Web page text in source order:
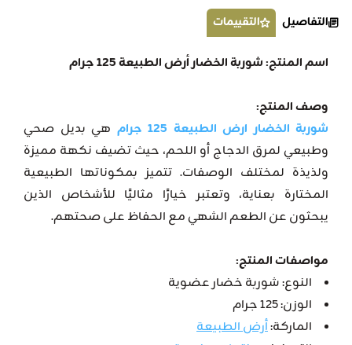
التفاصيل التقييمات
اسم المنتج: شوربة الخضار أرض الطبيعة 125 جرام
وصف المنتج:
شوربة الخضار ارض الطبيعة 125 جرام
هي بديل صحي
وطبيعي لمرق الدجاج أو اللحم، حيث تضيف نكهة مميزة
ولذيذة لمختلف الوصفات. تتميز بمكوناتها الطبيعية
المختارة بعناية، وتعتبر خيارًا مثاليًا للأشخاص الذين
يبحثون عن الطعم الشهي مع الحفاظ على صحتهم.
مواصفات المنتج:
النوع: شوربة خضار عضوية
الوزن: 125 جرام
الماركة:أرض الطبيعة